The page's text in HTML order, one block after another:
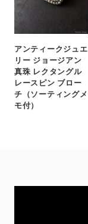
アンティークジュエ
リー ジョージアン
真珠 レクタングル
レースピン ブロー
チ（ソーティングメ
モ付）